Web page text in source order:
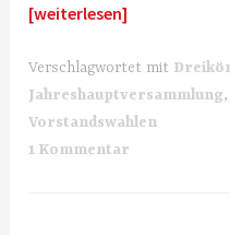
[weiterlesen]
Verschlagwortet mit
Jahreshauptversammlung
Vorstandswahlen
1 Kommentar